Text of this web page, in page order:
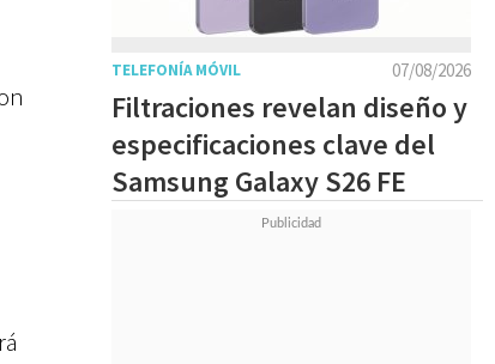
07/08/2026
TELEFONÍA MÓVIL
Filtraciones revelan diseño y
especificaciones clave del
Samsung Galaxy S26 FE